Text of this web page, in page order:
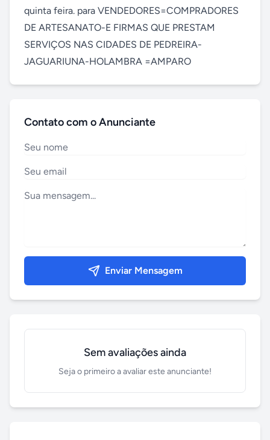
quinta feira. para VENDEDORES=COMPRADORES
DE ARTESANATO-E FIRMAS QUE PRESTAM
SERVIÇOS NAS CIDADES DE PEDREIRA-
JAGUARIUNA-HOLAMBRA =AMPARO
Contato com o Anunciante
Enviar Mensagem
Sem avaliações ainda
Seja o primeiro a avaliar este anunciante!